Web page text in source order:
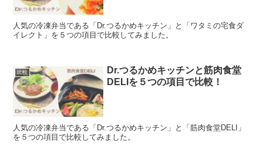
人気の冷凍弁当である「Dr.つるかめキッチン」と「ワタミの宅食ダ
イレクト」を５つの項目で比較してみました。
比較
Dr.つるかめキッチンと筋肉食堂
DELIを５つの項目で比較！
人気の冷凍弁当である「Dr.つるかめキッチン」と「筋肉食堂DELI」
を５つの項目で比較してみました。